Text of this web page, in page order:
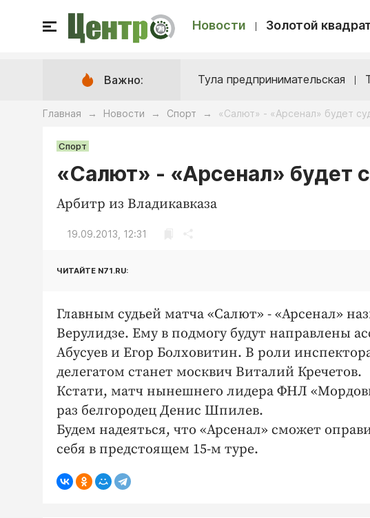
Новости Золотой
Важно: Тула предпринимательская
Главная → Новости → Спорт → «Салют» - «Арсенал» будет
Спорт
«Салют» - «Арсенал» будет
Арбитр из Владикавказа
19.09.2013, 12:31
ЧИТАЙТЕ N71.RU:
Главным судьей матча «Салют» - «Арсенал»
Верулидзе. Ему в подмогу будут направлены
Абусуев и Егор Болховитин. В роли
делегатом станет москвич Виталий Кречетов.
Кстати, матч нынешнего лидера ФНЛ
раз белгородец Денис Шпилев.
Будем надеяться, что «Арсенал» сможет
себя в предстоящем 15-м туре.